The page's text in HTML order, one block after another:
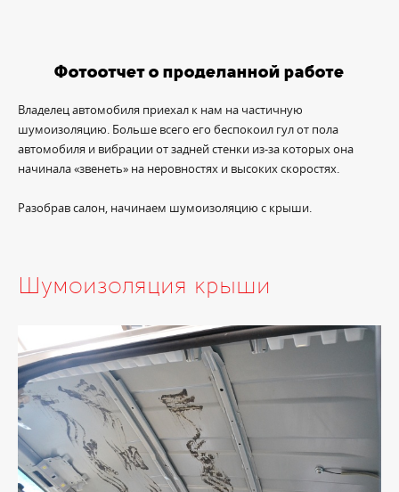
Фотоотчет о проделанной работе
Владелец автомобиля приехал к нам на частичную
шумоизоляцию. Больше всего его беспокоил гул от пола
автомобиля и вибрации от задней стенки из-за которых она
начинала «звенеть» на неровностях и высоких скоростях.
Разобрав салон, начинаем шумоизоляцию с крыши.
Шумоизоляция крыши